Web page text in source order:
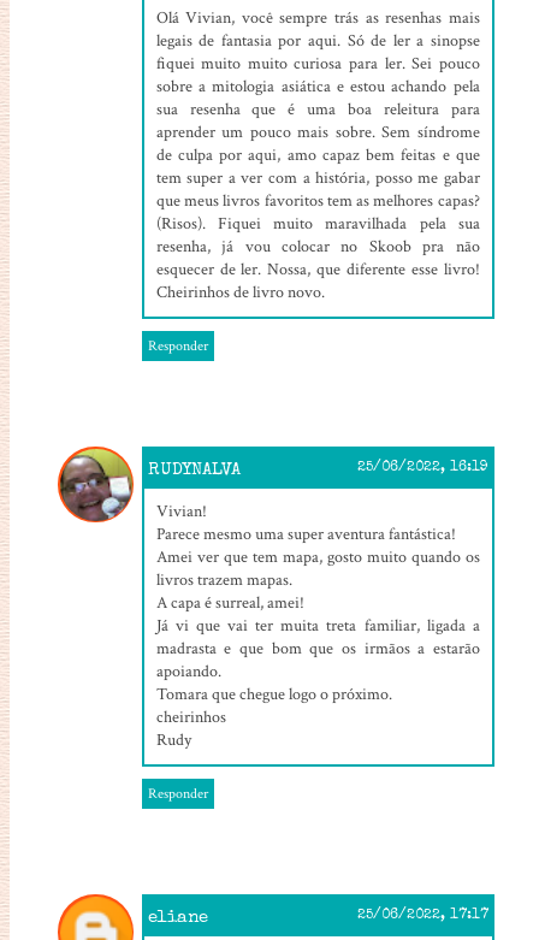
Olá Vivian, você sempre trás as resenhas mais
legais de fantasia por aqui. Só de ler a sinopse
fiquei muito muito curiosa para ler. Sei pouco
sobre a mitologia asiática e estou achando pela
sua resenha que é uma boa releitura para
aprender um pouco mais sobre. Sem síndrome
de culpa por aqui, amo capaz bem feitas e que
tem super a ver com a história, posso me gabar
que meus livros favoritos tem as melhores capas?
(Risos). Fiquei muito maravilhada pela sua
resenha, já vou colocar no Skoob pra não
esquecer de ler. Nossa, que diferente esse livro!
Cheirinhos de livro novo.
Responder
RUDYNALVA 25/06/2022, 16:19
Vivian!
Parece mesmo uma super aventura fantástica!
Amei ver que tem mapa, gosto muito quando os
livros trazem mapas.
A capa é surreal, amei!
Já vi que vai ter muita treta familiar, ligada a
madrasta e que bom que os irmãos a estarão
apoiando.
Tomara que chegue logo o próximo.
cheirinhos
Rudy
Responder
eliane 25/06/2022, 17:17